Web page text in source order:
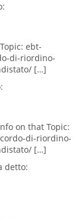
ebt-
di-riordino-
[…]
on that Topic:
di-riordino-
[…]
detto: